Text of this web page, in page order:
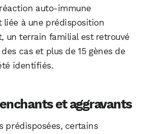
auto-immune
liée à une prédisposition
un terrain familial est retrouvé
cas et plus de 15 gènes de
identifiés.
et aggravants
prédisposées, certains